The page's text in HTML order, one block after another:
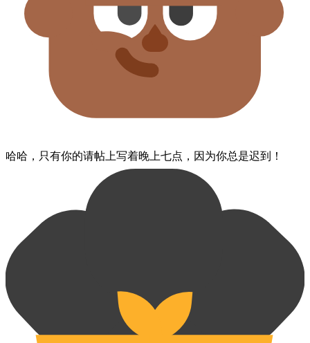
哈哈，​只有​你的​请帖上​写着​晚上七点，​因为​你​总是​迟到！